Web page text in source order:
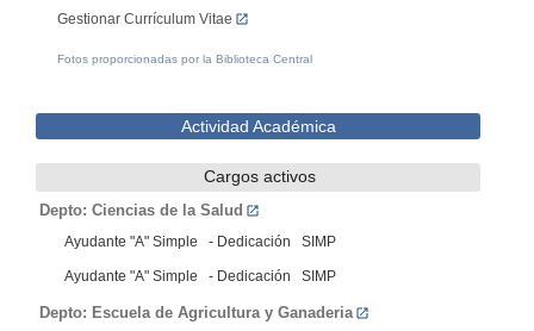
Gestionar Currículum Vitae
Fotos proporcionadas por la Biblioteca Central
Actividad Académica
Cargos activos
Depto: Ciencias de la Salud
Ayudante "A" Simple - Dedicación SIMP
Ayudante "A" Simple - Dedicación SIMP
Depto: Escuela de Agricultura y Ganaderia